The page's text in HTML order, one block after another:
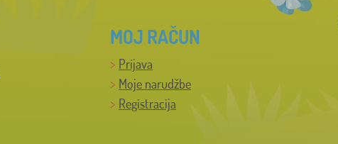
MOJ RAČUN
Prijava
Moje narudžbe
Registracija